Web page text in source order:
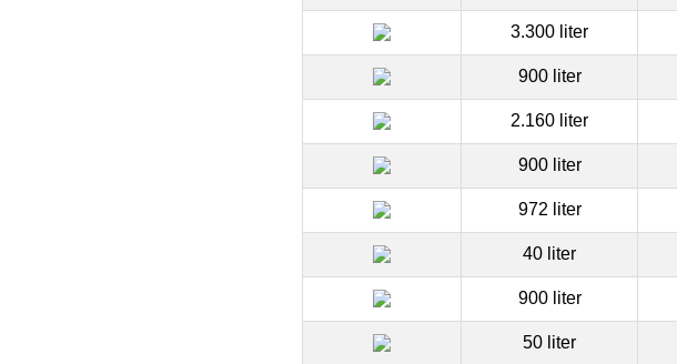
3.300 liter
900 liter
2.160 liter
900 liter
972 liter
40 liter
900 liter
50 liter